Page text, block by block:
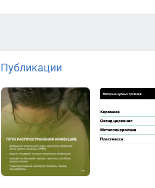
Публикации